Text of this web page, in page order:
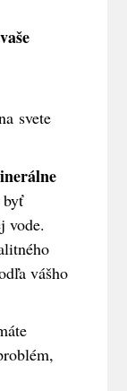
svete
vode.
vášho